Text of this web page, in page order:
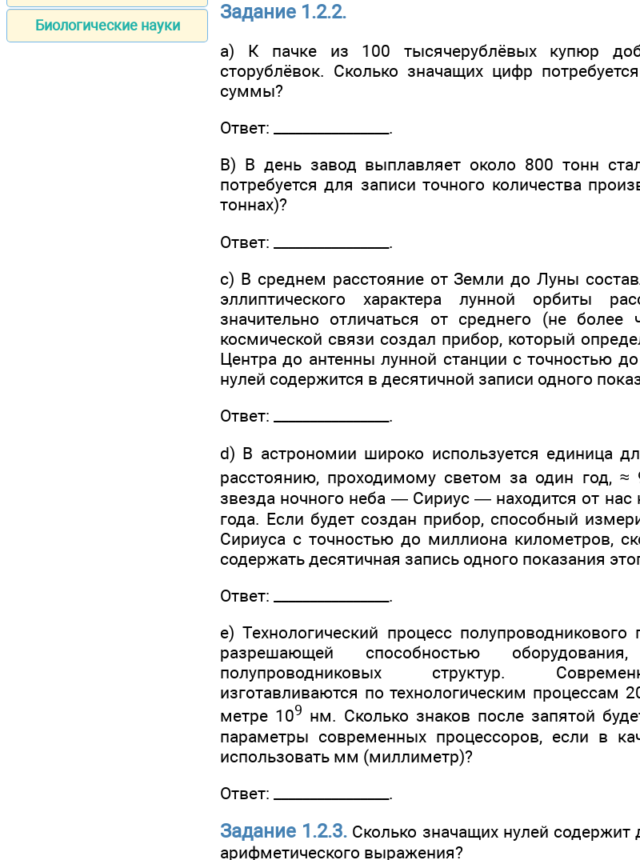
Биологические науки
Задание 1.2.2.
a) К пачке из 100 тысячерублёвых купюр
сторублёвок. Сколько значащих цифр
суммы?
Ответ: ________________.
B) В день завод выплавляет около 800 тонн
потребуется для записи точного количества
тоннах)?
Ответ: ________________.
c) В среднем расстояние от Земли до Луны
эллиптического характера лунной орбиты
значительно отличаться от среднего (не
космической связи создал прибор, который
Центра до антенны лунной станции с точностью
нулей содержится в десятичной записи одного
Ответ: ________________.
d) В астрономии широко используется единица
расстоянию, проходимому светом за один год, ≈
звезда ночного неба — Сириус — находится от нас
года. Если будет создан прибор, способный
Сириуса с точностью до миллиона километров,
содержать десятичная запись одного показания
Ответ: ________________.
e) Технологический процесс полупроводникового
разрешающей способностью
полупроводниковых структур.
изготавливаются по технологическим процессам
метре 109 нм. Сколько знаков после запятой
параметры современных процессоров, если в
использовать мм (миллиметр)?
Ответ: ________________.
Задание 1.2.3. Сколько значащих нулей содержит
арифметического выражения?